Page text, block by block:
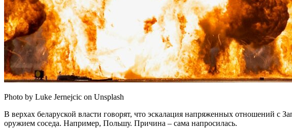
Photo by Luke Jernejcic on Unsplash
В верхах беларуской власти говорят, что эскалация напряженных отношений
оружием соседа. Например, Польшу. Причина – сама напросилась.